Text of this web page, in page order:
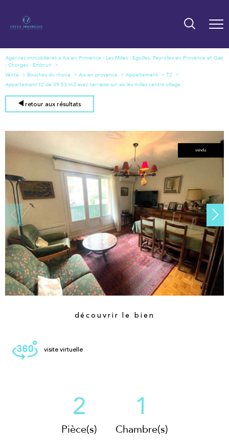
Agences immobilières à Aix en Provence - Les Milles - Eguilles, Peyrolles en Provence et Gap
- Chorges - Embrun
Vente
Bouches du rhone Aix en provence Appartement
T2
Appartement t2 de 39 53 m2 avec terrasse sur aix les milles centre village
retour aux résultats
vendu
découvrir le bien
visite virtuelle
2
Pièce(s)
1
Chambre(s)